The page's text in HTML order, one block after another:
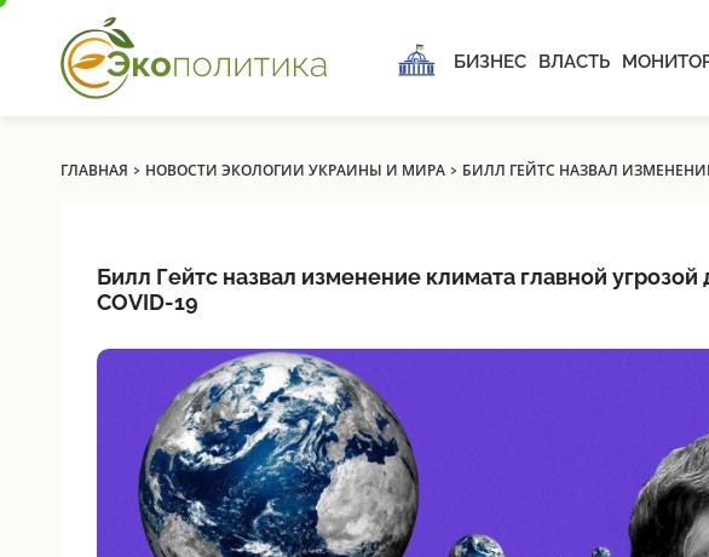
БИЗНЕС ВЛАСТЬ
ГЛАВНАЯ › НОВОСТИ ЭКОЛОГИИ УКРАИНЫ И МИРА› БИЛЛ ГЕЙТС НАЗВАЛ
Билл Гейтс назвал изменение климата главной угрозой
COVID-19